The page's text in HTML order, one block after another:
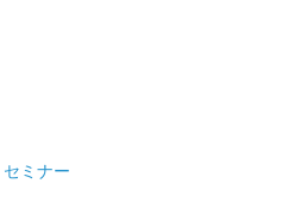
セミナー